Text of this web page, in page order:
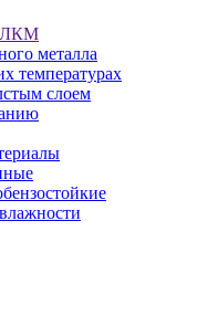
ЛКМ
металла
температурах
слоем